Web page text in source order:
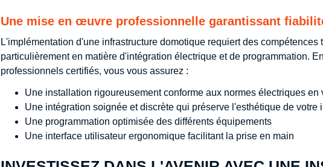
Une mise en œuvre professionnelle garantissant
L'implémentation d'une infrastructure domotique requiert des compétences
particulièrement en matière d'intégration électrique et de programmation.
professionnels certifiés, vous vous assurez :
Une installation rigoureusement conforme aux normes électriques en
Une intégration soignée et discrète qui préserve l'esthétique de votre
Une programmation optimisée des différents équipements
Une interface utilisateur ergonomique facilitant la prise en main